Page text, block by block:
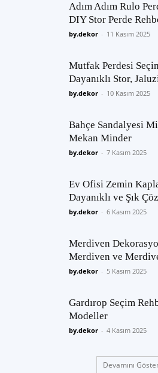
Adım Adım Rulo
DIY Stor Perde
by.dekor - 11 Kasım 2025
Mutfak Perdesi
Dayanıklı Stor,
by.dekor - 10 Kasım 2025
Bahçe Sandalyesi
Mekan Minder
by.dekor - 7 Kasım 2025
Ev Ofisi Zemin
Dayanıklı ve Şık
by.dekor - 6 Kasım 2025
Merdiven
Merdiven ve
by.dekor - 5 Kasım 2025
Gardırop Seçim
Modeller
by.dekor - 4 Kasım 2025
Devamını